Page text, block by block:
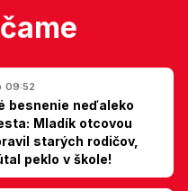
09:52
besnenie neďaleko
Mladík otcovou
starých rodičov,
peklo v škole!